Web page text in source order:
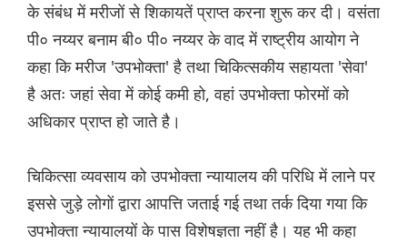
के संबंध में मरीजों से शिकायतें प्राप्त करना शुरू कर दी। वसंता
पी० नय्यर बनाम बी० पी० नय्यर के वाद में राष्ट्रीय आयोग ने
कहा कि मरीज 'उपभोक्ता' है तथा चिकित्सकीय सहायता 'सेवा'
है अतः जहां सेवा में कोई कमी हो, वहां उपभोक्ता फोरमों को
अधिकार प्राप्त हो जाते है।
चिकित्सा व्यवसाय को उपभोक्ता न्यायालय की परिधि में लाने पर
इससे जुड़े लोगों द्वारा आपत्ति जताई गई तथा तर्क दिया गया कि
उपभोक्ता न्यायालयों के पास विशेषज्ञता नहीं है। यह भी कहा